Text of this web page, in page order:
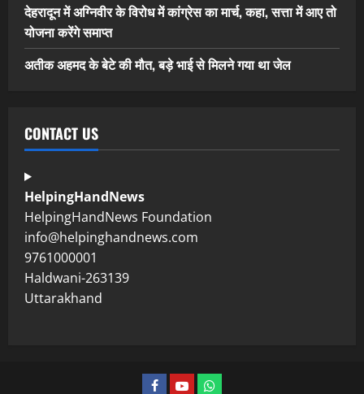
देहरादून में अग्निवीर के विरोध में कांग्रेस का मार्च, कहा, सत्ता में आए तो
योजना करेंगे समाप्त
अतीक अहमद के बेटे की मौत, बड़े भाई से मिलने गया था जेल
CONTACT US
HelpingHandNews
HelpingHandNews Foundation
info@helpinghandnews.com
9761000001
Haldwani-263139
Uttarakhand